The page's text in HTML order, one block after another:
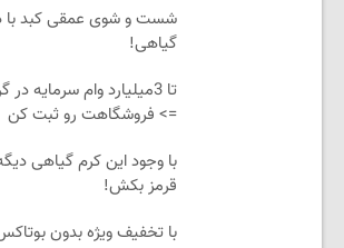
شست و شوی عمقی کبد با
گیاهی!
تا 3میلیارد وام سرمایه
=> فروشگاهت رو ثبت کن
با وجود این کرم گیاهی
قرمز بکش!